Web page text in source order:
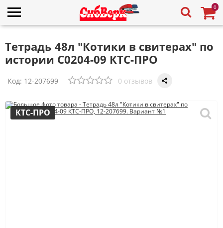
0
Тетрадь 48л "Котики в свитерах" по
истории С0204-09 КТС-ПРО
Код: 12-207699 0 отзывов
КТС-ПРО